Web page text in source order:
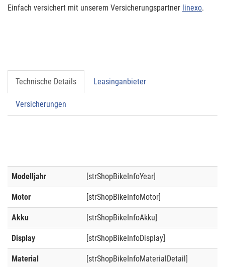
Einfach versichert mit unserem Versicherungspartner linexo.
Technische Details Leasinganbieter
Versicherungen
Modelljahr [strShopBikeInfoYear]
Motor [strShopBikeInfoMotor]
Akku [strShopBikeInfoAkku]
Display [strShopBikeInfoDisplay]
Material [strShopBikeInfoMaterialDetail]